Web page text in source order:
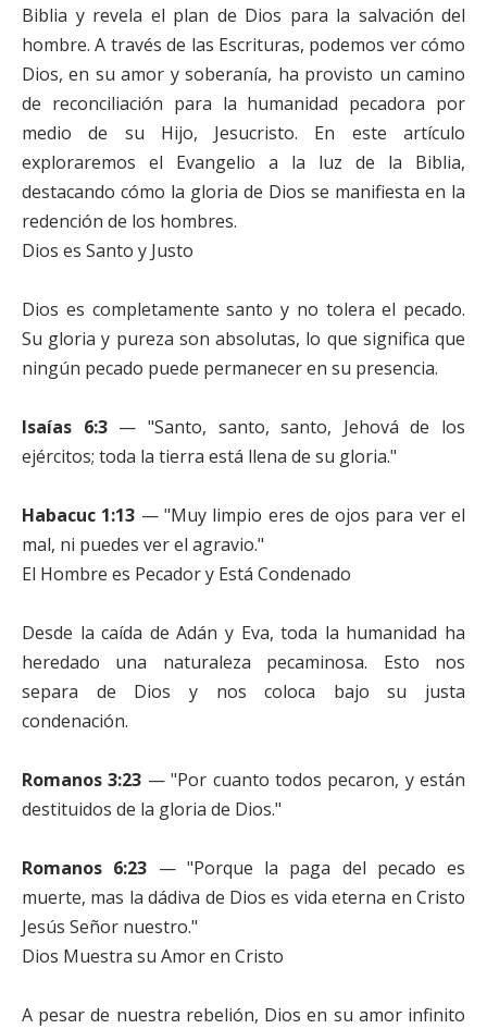
Biblia y revela el plan de Dios para la salvación del
hombre. A través de las Escrituras, podemos ver cómo
Dios, en su amor y soberanía, ha provisto un camino
de reconciliación para la humanidad pecadora por
medio de su Hijo, Jesucristo. En este artículo
exploraremos el Evangelio a la luz de la Biblia,
destacando cómo la gloria de Dios se manifiesta en la
redención de los hombres.
Dios es Santo y Justo
Dios es completamente santo y no tolera el pecado.
Su gloria y pureza son absolutas, lo que significa que
ningún pecado puede permanecer en su presencia.
Isaías 6:3— "Santo, santo, santo, Jehová de los
ejércitos; toda la tierra está llena de su gloria."
Habacuc 1:13 — "Muy limpio eres de ojos para ver el
mal, ni puedes ver el agravio."
El Hombre es Pecador y Está Condenado
Desde la caída de Adán y Eva, toda la humanidad ha
heredado una naturaleza pecaminosa. Esto nos
separa de Dios y nos coloca bajo su justa
condenación.
Romanos 3:23 — "Por cuanto todos pecaron, y están
destituidos de la gloria de Dios."
Romanos 6:23 — "Porque la paga del pecado es
muerte, mas la dádiva de Dios es vida eterna en Cristo
Jesús Señor nuestro."
Dios Muestra su Amor en Cristo
A pesar de nuestra rebelión, Dios en su amor infinito